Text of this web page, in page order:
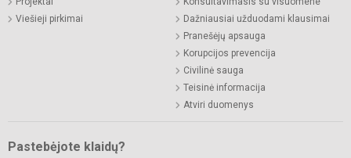
Viešieji pirkimai
Dažniausiai užduodami klausimai
Pranešėjų apsauga
Korupcijos prevencija
Civilinė sauga
Teisinė informacija
Atviri duomenys
Pastebėjote klaidų?